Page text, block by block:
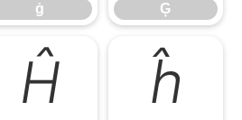
ġ Ģ
Ĥ ĥ